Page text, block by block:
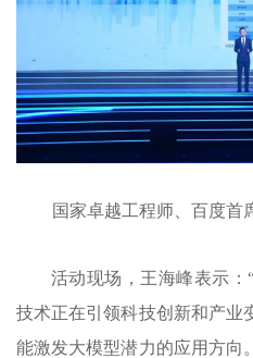
国家卓越工程师、百度首
活动现场，王海峰表示
技术正在引领科技创新和产业
能激发大模型潜力的应用方向